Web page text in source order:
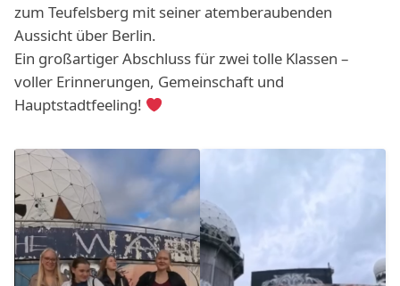
zum Teufelsberg mit seiner atemberaubenden
Aussicht über Berlin.
Ein großartiger Abschluss für zwei tolle Klassen –
voller Erinnerungen, Gemeinschaft und
Hauptstadtfeeling!